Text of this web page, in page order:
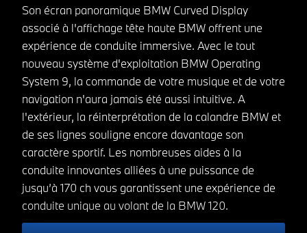
Son écran panoramique BMW Curved Display
associé à l'affichage tête haute BMW offrent une
expérience de conduite immersive. Avec le tout
nouveau système d'exploitation BMW Operating
System 9, la commande de votre musique et de votre
navigation n'aura jamais été aussi intuitive. A
l'extérieur, la réinterprétation de la calandre BMW et
de ses lignes souligne encore davantage son
caractère sportif. Les nombreuses aides à la
conduite innovantes alliées à une puissance de
jusqu’à 170 ch vous garantissent une expérience de
conduite unique au volant de la BMW 120.